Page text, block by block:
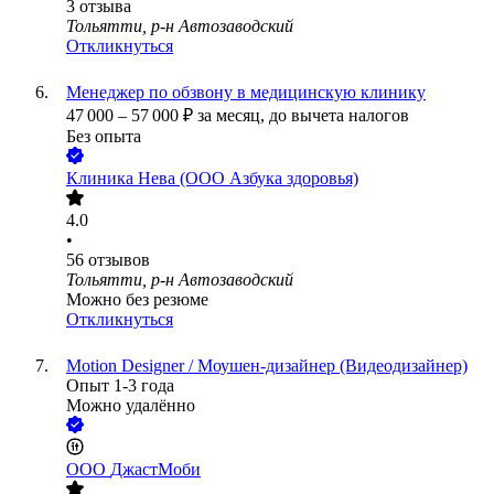
3 отзыва
Тольятти, р-н Автозаводский
Откликнуться
Менеджер по обзвону в медицинскую клинику
47 000 – 57 000 ₽ за месяц, до вычета налогов
Без опыта
Клиника Нева (ООО Азбука здоровья)
4.0
•
56 отзывов
Тольятти, р-н Автозаводский
Можно без резюме
Откликнуться
Motion Designer / Моушен-дизайнер (Видеодизайнер)
Опыт 1-3 года
Можно удалённо
ООО ДжастМоби